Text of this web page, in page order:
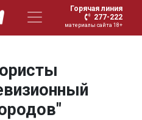
Горячая линия
277-222
материалы сайта 18+